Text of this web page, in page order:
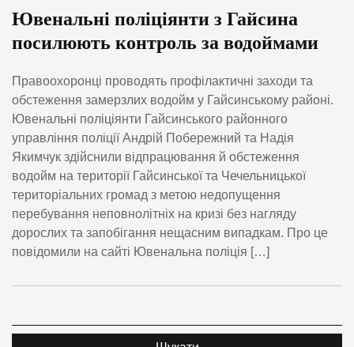
Ювенальні поліціянти з Гайсина
посилюють контроль за водоймами
Правоохоронці проводять профілактичні заходи та
обстеження замерзлих водойм у Гайсинському районі.
Ювенальні поліціянти Гайсинського районного
управління поліції Андрій Побережний та Надія
Якимчук здійснили відпрацювання й обстеження
водойм на території Гайсинської та Чечельницької
територіальних громад з метою недопущення
перебування неповнолітніх на кризі без нагляду
дорослих та запобігання нещасним випадкам. Про це
повідомили на сайті Ювенальна поліція […]